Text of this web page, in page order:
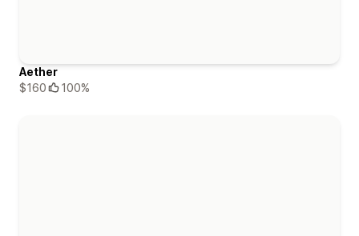
Aether
$160
100%